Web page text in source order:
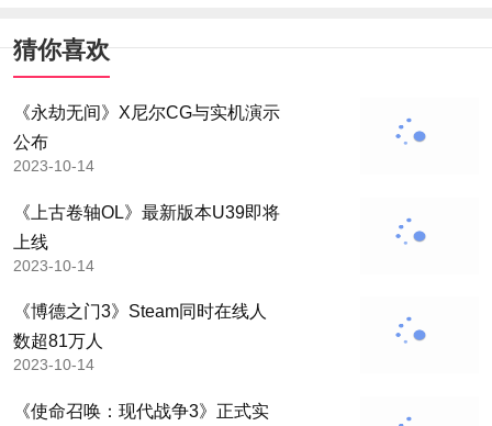
猜你喜欢
《永劫无间》X尼尔CG与实机演示
公布
2023-10-14
《上古卷轴OL》最新版本U39即将
上线
2023-10-14
《博德之门3》Steam同时在线人
数超81万人
2023-10-14
《使命召唤：现代战争3》正式实